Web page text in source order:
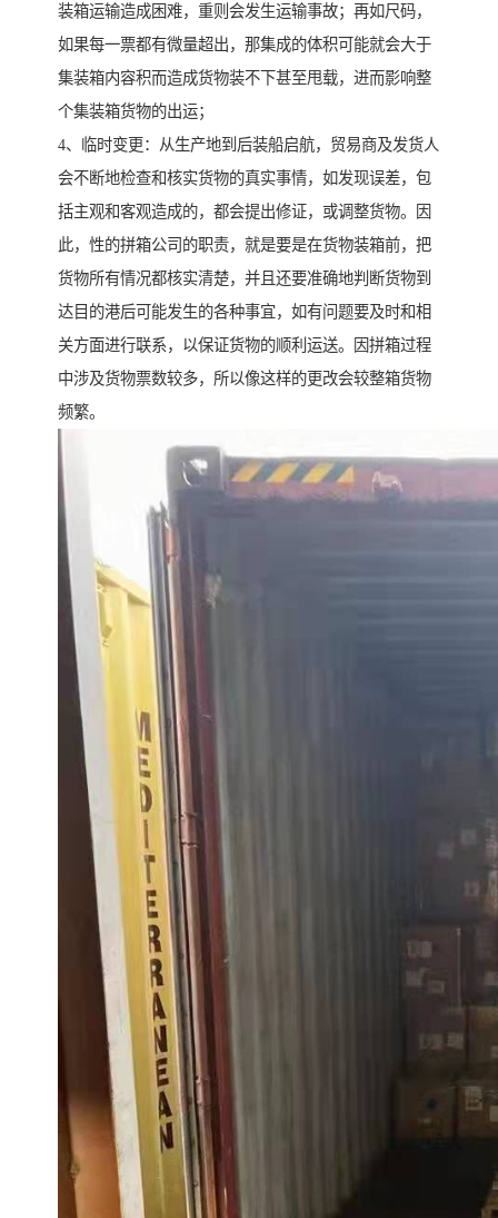
装箱运输造成困难，重则会发生运输事故；再如尺码，
如果每一票都有微量超出，那集成的体积可能就会大于
集装箱内容积而造成货物装不下甚至甩载，进而影响整
个集装箱货物的出运；
4、临时变更：从生产地到后装船启航，贸易商及发货人
会不断地检查和核实货物的真实事情，如发现误差，包
括主观和客观造成的，都会提出修证，或调整货物。因
此，性的拼箱公司的职责，就是要是在货物装箱前，把
货物所有情况都核实清楚，并且还要准确地判断货物到
达目的港后可能发生的各种事宜，如有问题要及时和相
关方面进行联系，以保证货物的顺利运送。因拼箱过程
中涉及货物票数较多，所以像这样的更改会较整箱货物
频繁。